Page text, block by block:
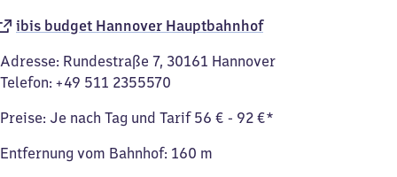
ibis budget Hannover Hauptbahnhof
Adresse: Rundestraße 7, 30161 Hannover
Telefon: +49 511 2355570
Preise: Je nach Tag und Tarif 56 € - 92 €*
Entfernung vom Bahnhof: 160 m